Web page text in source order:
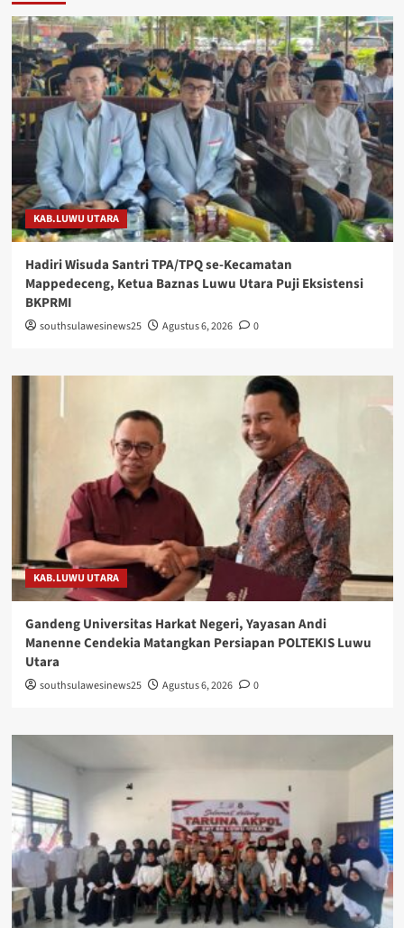
KAB.LUWU UTARA
Hadiri Wisuda Santri TPA/TPQ se-Kecamatan
Mappedeceng, Ketua Baznas Luwu Utara Puji Eksistensi
BKPRMI
southsulawesinews25 Agustus 6, 2026 0
KAB.LUWU UTARA
Gandeng Universitas Harkat Negeri, Yayasan Andi
Manenne Cendekia Matangkan Persiapan POLTEKIS Luwu
Utara
southsulawesinews25 Agustus 6, 2026 0